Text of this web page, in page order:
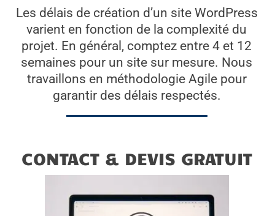
Les délais de création d’un site WordPress
varient en fonction de la complexité du
projet. En général, comptez entre 4 et 12
semaines pour un site sur mesure. Nous
travaillons en méthodologie Agile pour
garantir des délais respectés.
CONTACT & DEVIS GRATUIT